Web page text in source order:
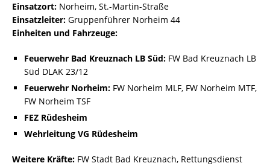
Einsatzort: Norheim, St.-Martin-Straße
Einsatzleiter: Gruppenführer Norheim 44
Einheiten und Fahrzeuge:
Feuerwehr Bad Kreuznach LB Süd: FW Bad Kreuznach LB
Süd DLAK 23/12
Feuerwehr Norheim: FW Norheim MLF, FW Norheim MTF,
FW Norheim TSF
FEZ Rüdesheim
Wehrleitung VG Rüdesheim
Weitere Kräfte: FW Stadt Bad Kreuznach, Rettungsdienst